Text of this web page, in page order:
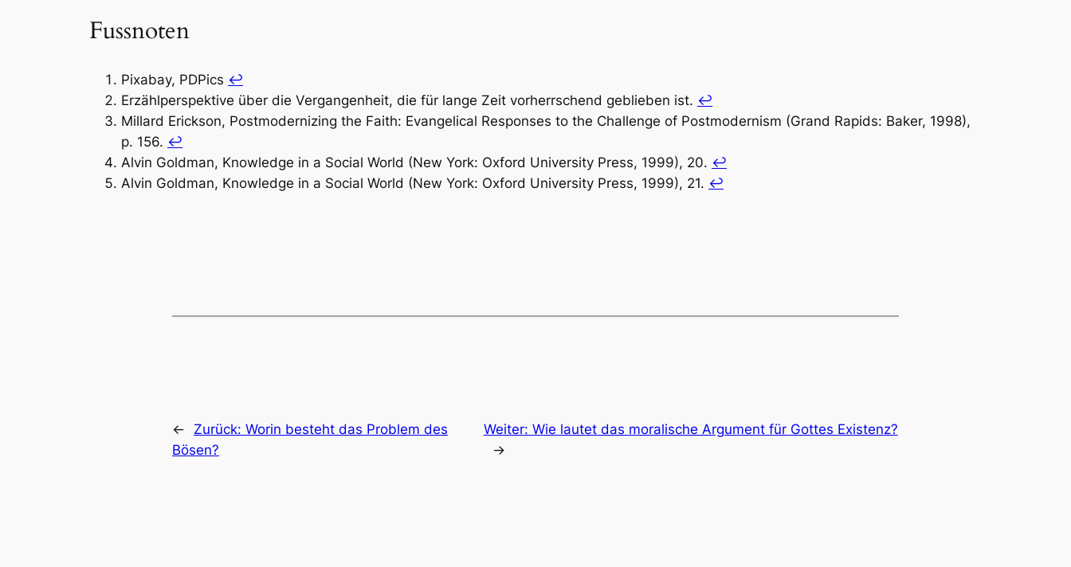
Fussnoten
Pixabay, PDPics ↩︎
Erzählperspektive über die Vergangenheit, die für lange Zeit vorherrschend geblieben ist. ↩︎
Millard Erickson, Postmodernizing the Faith: Evangelical Responses to the Challenge of Postmodernism (Grand Rapids: Baker, 1998),
p. 156. ↩︎
Alvin Goldman, Knowledge in a Social World (New York: Oxford University Press, 1999), 20. ↩︎
Alvin Goldman, Knowledge in a Social World (New York: Oxford University Press, 1999), 21. ↩︎
← Zurück: Worin besteht das Problem des
Bösen?
Weiter: Wie lautet das moralische Argument für Gottes Existenz?
→